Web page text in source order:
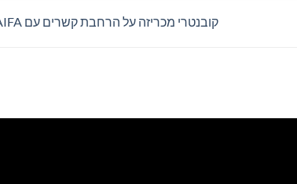
קובנטרי מכריזה על הרחבת קשרים עם NAIFA